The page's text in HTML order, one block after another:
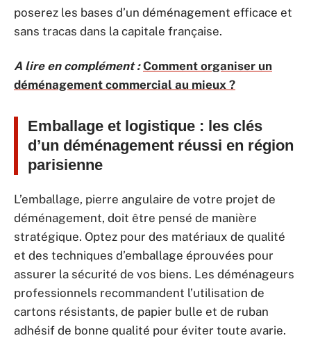
poserez les bases d’un déménagement efficace et
sans tracas dans la capitale française.
A lire en complément : Comment organiser un
déménagement commercial au mieux ?
Emballage et logistique : les clés
d’un déménagement réussi en région
parisienne
L’emballage, pierre angulaire de votre projet de
déménagement, doit être pensé de manière
stratégique. Optez pour des matériaux de qualité
et des techniques d’emballage éprouvées pour
assurer la sécurité de vos biens. Les déménageurs
professionnels recommandent l’utilisation de
cartons résistants, de papier bulle et de ruban
adhésif de bonne qualité pour éviter toute avarie.